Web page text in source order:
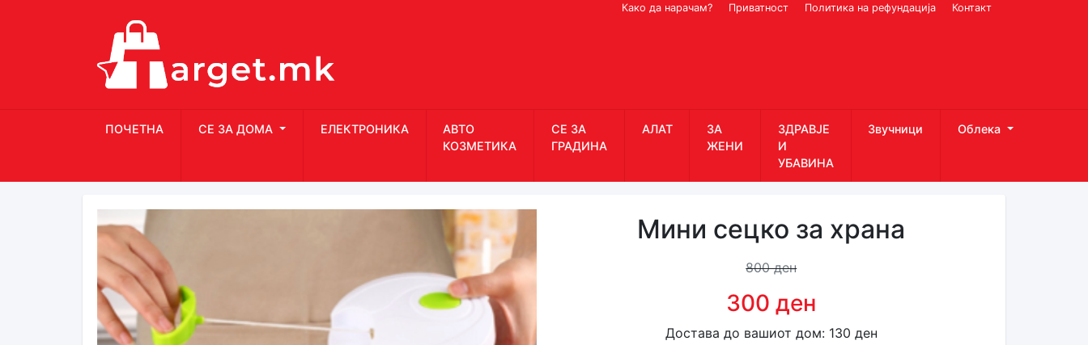
Како да нарачам? Приватност Политика на рефундација Контакт
ПОЧЕТНА СЕ ЗА ДОМА ЕЛЕКТРОНИКА
АВТО
КОЗМЕТИКА
СЕ ЗА
ГРАДИНА
АЛАТ
ЗА
ЖЕНИ
ЗДРАВЈЕ
И
УБАВИНА
Звучници Облека
Мини сецко за храна
800 ден
300 ден
Достава до вашиот дом: 130 ден